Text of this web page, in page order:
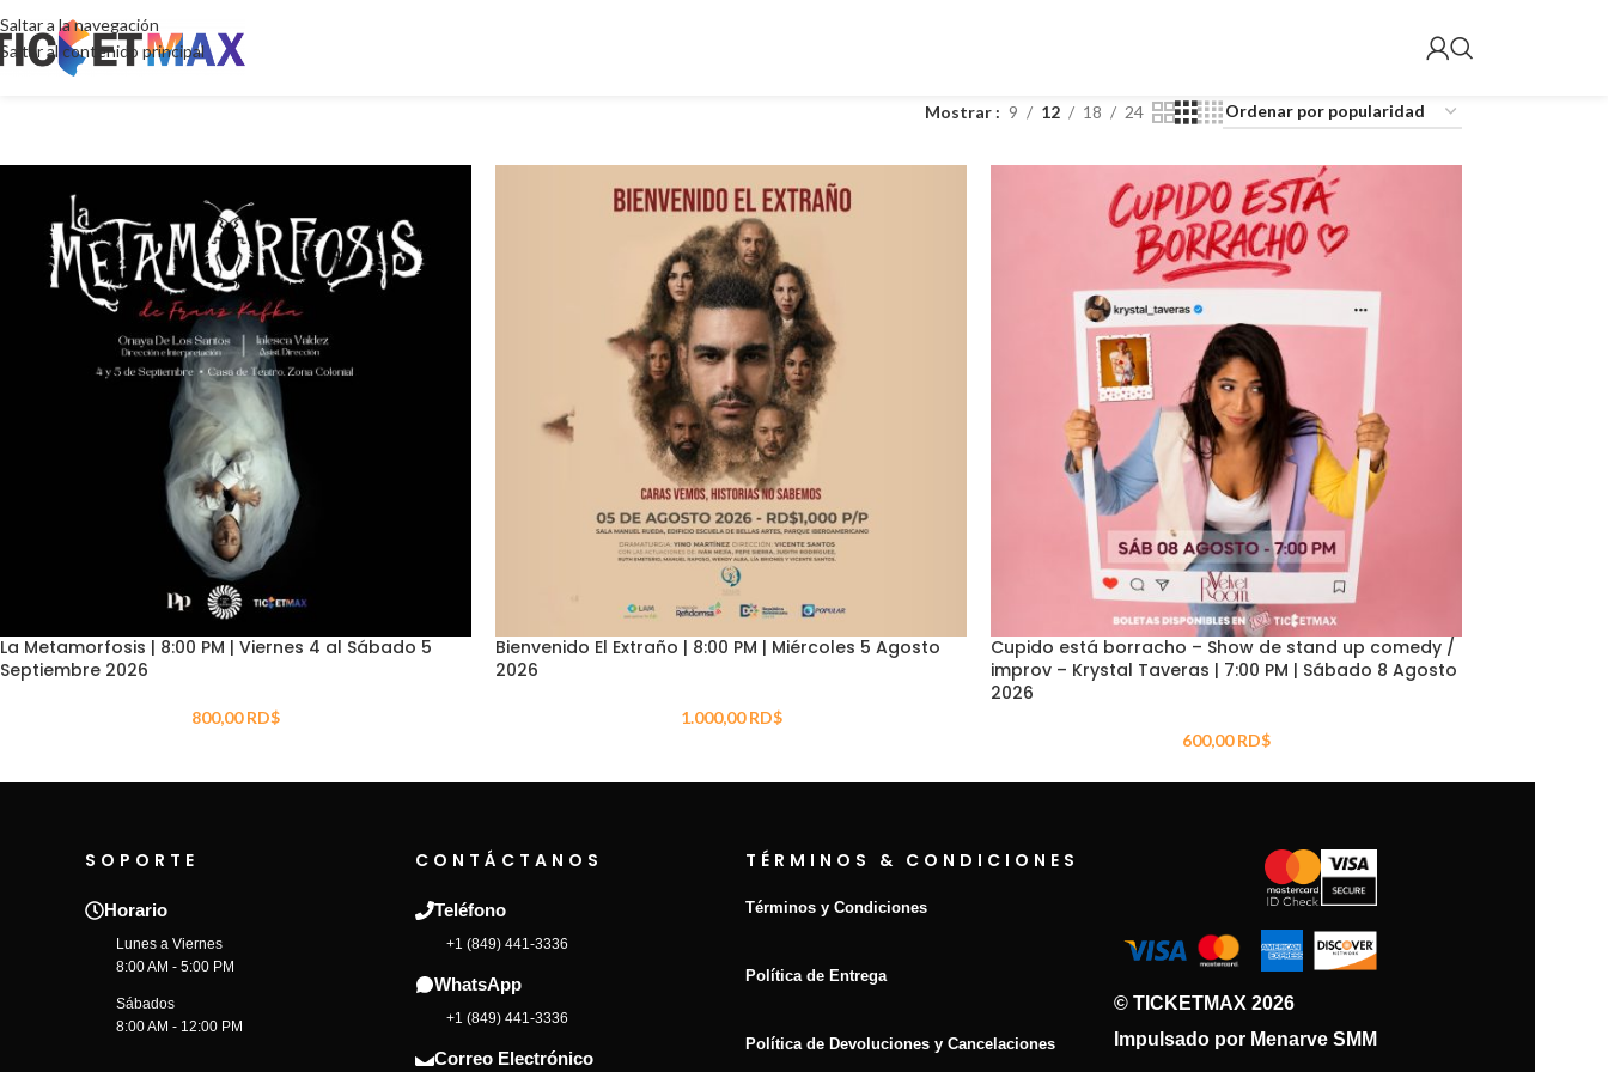
Saltar a la navegación
Saltar al contenido principal
Mostrar 9 12 18 24
La Metamorfosis | 8:00 PM | Viernes 4 al Sábado 5
Septiembre 2026
800,00RD$
Bienvenido El Extraño | 8:00 PM | Miércoles 5 Agosto
2026
1.000,00RD$
Cupido está borracho – Show de stand up comedy /
improv – Krystal Taveras | 7:00 PM | Sábado 8 Agosto
2026
600,00RD$
SOPORTE
Horario
Lunes a Viernes
8:00 AM - 5:00 PM
Sábados
8:00 AM - 12:00 PM
CONTÁCTANOS
Teléfono
+1 (849) 441-3336
WhatsApp
+1 (849) 441-3336
Correo Electrónico
TÉRMINOS & CONDICIONES
Términos y Condiciones
Política de Entrega
Política de Devoluciones y Cancelaciones
© TICKETMAX 2026
Impulsado por Menarve SMM